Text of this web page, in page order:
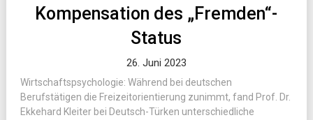
Kompensation des „Fremden“-
Status
26. Juni 2023
Wirtschaftspsychologie: Während bei deutschen
Berufstätigen die Freizeitorientierung zunimmt, fand Prof. Dr.
Ekkehard Kleiter bei Deutsch-Türken unterschiedliche